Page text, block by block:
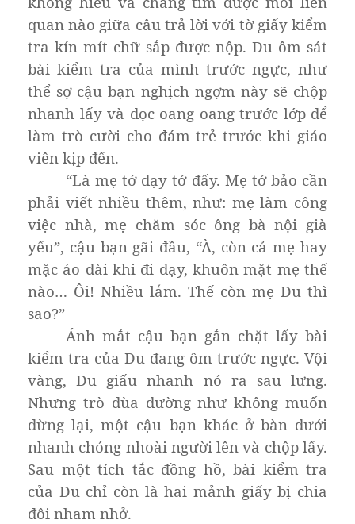
quan nào giữa câu trả lời với tờ giấy kiểm
tra kín mít chữ sắp được nộp. Du ôm sát
bài kiểm tra của mình trước ngực, như
thể sợ cậu bạn nghịch ngợm này sẽ chộp
nhanh lấy và đọc oang oang trước lớp để
làm trò cười cho đám trẻ trước khi giáo
viên kịp đến.
“Là mẹ tớ dạy tớ đấy. Mẹ tớ bảo cần
phải viết nhiều thêm, như: mẹ làm công
việc nhà, mẹ chăm sóc ông bà nội già
yếu”, cậu bạn gãi đầu, “À, còn cả mẹ hay
mặc áo dài khi đi dạy, khuôn mặt mẹ thế
nào… Ôi! Nhiều lắm. Thế còn mẹ Du thì
sao?”
Ánh mắt cậu bạn gắn chặt lấy bài
kiểm tra của Du đang ôm trước ngực. Vội
vàng, Du giấu nhanh nó ra sau lưng.
Nhưng trò đùa dường như không muốn
dừng lại, một cậu bạn khác ở bàn dưới
nhanh chóng nhoài người lên và chộp lấy.
Sau một tích tắc đồng hồ, bài kiểm tra
của Du chỉ còn là hai mảnh giấy bị chia
đôi nham nhở.